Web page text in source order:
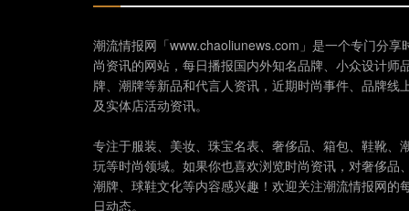
潮流情报网「www.chaoliunews.com」是一个专门分享
尚资讯的网站，每日播报国内外知名品牌、小众设计师
牌、潮牌等新品和代言人资讯，近期时尚事件、品牌线
及实体店活动资讯。
专注于服装、美妆、珠宝名表、奢侈品、箱包、鞋靴、
玩等时尚领域。如果你也喜欢浏览时尚资讯，对奢侈品
潮牌、球鞋文化等内容感兴趣！欢迎关注潮流情报网的
日动态。